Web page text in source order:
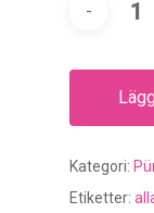
Kategori:
Etiketter: